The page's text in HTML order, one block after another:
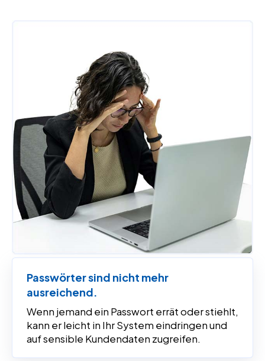
Passwörter sind nicht mehr
ausreichend.
Wenn jemand ein Passwort errät oder stiehlt,
kann er leicht in Ihr System eindringen und
auf sensible Kundendaten zugreifen.